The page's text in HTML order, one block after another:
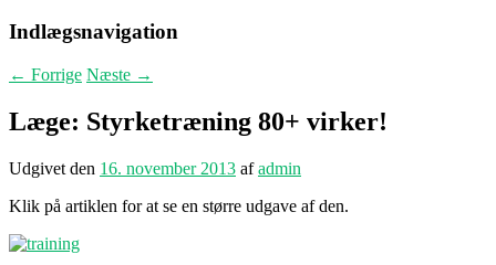
Indlægsnavigation
← Forrige Næste →
Læge: Styrketræning 80+ virker!
Udgivet den 16. november 2013 afadmin
Klik på artiklen for at se en større udgave af den.